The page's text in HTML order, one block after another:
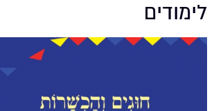
לימודים